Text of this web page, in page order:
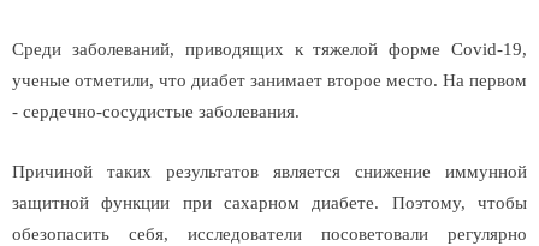
Среди заболеваний, приводящих к тяжелой форме Covid-19,
ученые отметили, что диабет занимает второе место. На первом
- сердечно-сосудистые заболевания.
Причиной таких результатов является снижение иммунной
защитной функции при сахарном диабете. Поэтому, чтобы
обезопасить себя, исследователи посоветовали регулярно